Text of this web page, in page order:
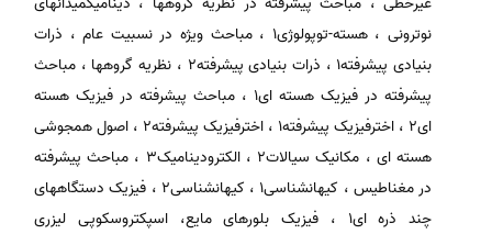
نوترونی ، هسته-توپولوژی1 ، مباحث ویژه در نسبیت عام ، ذرات
بنیادی پیشرفته1 ، ذرات بنیادی پیشرفته2 ، نظریه گروهها ، مباحث
پیشرفته در فیزیک هسته ای1 ، مباحث پیشرفته در فیزیک هسته
ای2 ، اخترفیزیک پیشرفته1 ، اخترفیزیک پیشرفته2 ، اصول همجوشی
هسته ای ، مکانیک سیالات2 ، الکترودینامیک3 ، مباحث پیشرفته
در مغناطیس ، کیهانشناسی1 ، کیهانشناسی2 ، فیزیک دستگاههای
چند ذره ای1 ، فیزیک بلورهای مایع، اسپکتروسکوپی لیزری